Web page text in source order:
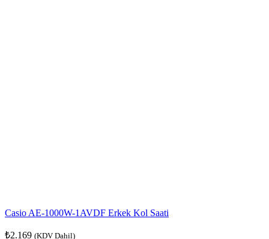
Casio AE-1000W-1AVDF Erkek Kol Saati
₺2.169 (KDV Dahil)